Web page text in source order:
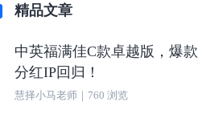
精品文章
中英福满佳C款卓越版，爆款
分红IP回归！
慧择小马老师｜ 760 浏览